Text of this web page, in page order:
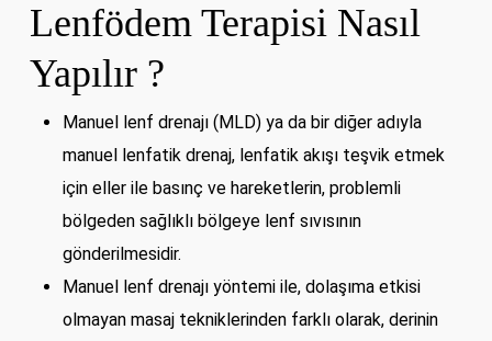
Lenfödem Terapisi Nasıl
Yapılır ?
Manuel lenf drenajı (MLD) ya da bir diğer adıyla
manuel lenfatik drenaj, lenfatik akışı teşvik etmek
için eller ile basınç ve hareketlerin, problemli
bölgeden sağlıklı bölgeye lenf sıvısının
gönderilmesidir.
Manuel lenf drenajı yöntemi ile, dolaşıma etkisi
olmayan masaj tekniklerinden farklı olarak, derinin